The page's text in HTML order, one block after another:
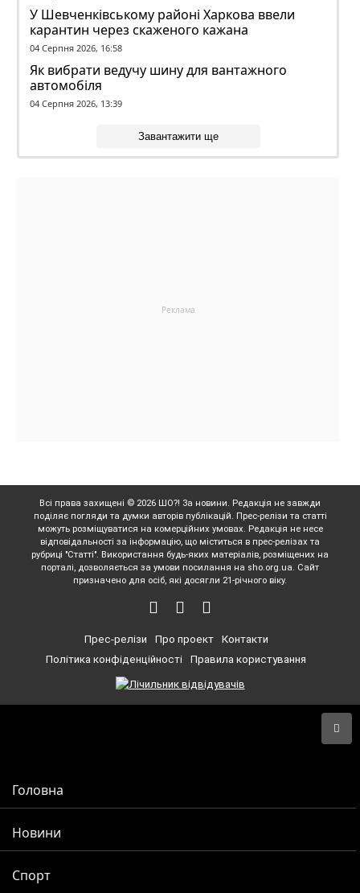
У Шевченківському районі Харкова ввели
карантин через скаженого кажана
04 Серпня 2026, 16:58
Як вибрати ведучу шину для вантажного
автомобіля
04 Серпня 2026, 13:39
Завантажити ще
Всі права захищені © 2026 ШО?! За новини. Редакція не завжди
поділяє погляди та думки авторів публікацій. Прес-релізи та статті
можуть розміщуватися на комерційних умовах. Редакція не несе
відповідальності за інформацію, що міститься в прес-релізах та
рубриці "Статті". Використання будь-яких матеріалів, розміщених на
порталі, дозволяється за умови посилання на sho.org.ua. Сайт
призначено для осіб, які досягли 21-річного віку.
Прес-релізи Про проект
Контакти
Політика конфіденційності
Правила користування
Головна
Новини
Спорт